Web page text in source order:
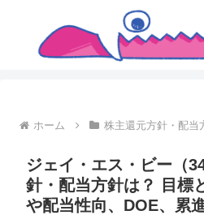
ホーム 株主還元方針・配当
ジェイ・エス・ビー（
針・配当方針は？ 目標
や配当性向、DOE、累